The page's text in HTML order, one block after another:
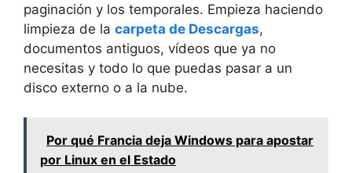
paginación y los temporales. Empieza haciendo
limpieza de la carpeta de Descargas,
documentos antiguos, vídeos que ya no
necesitas y todo lo que puedas pasar a un
disco externo o a la nube.
Por qué Francia deja Windows para apostar
por Linux en el Estado